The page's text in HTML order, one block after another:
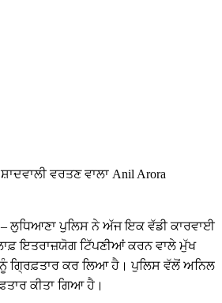
ਵਰਤਣ ਵਾਲਾ Anil Arora
ਲੁਧਿਆਣਾ ਪੁਲਿਸ ਨੇ ਅੱਜ ਇਕ ਵੱਡੀ ਕਾਰਵਾਈ
ਇਤਰਾਜ਼ਯੋਗ ਟਿੱਪਣੀਆਂ ਕਰਨ ਵਾਲੇ ਮੁੱਖ
ਗ੍ਰਿਫ਼ਤਾਰ ਕਰ ਲਿਆ ਹੈ। ਪੁਲਿਸ ਵੱਲੋਂ ਅਨਿਲ
ਕੀਤਾ ਗਿਆ ਹੈ।